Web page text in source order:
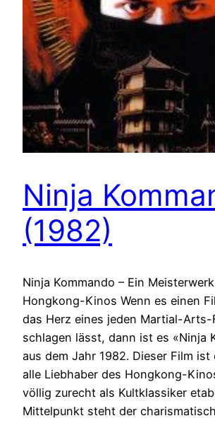
Ninja
(1982)
Ninja Kommando – Ein
Hongkong-Kinos Wenn es einen
das Herz eines jeden Martial-Arts-
schlagen lässt, dann ist es «Ninja
aus dem Jahr 1982. Dieser Film ist
alle Liebhaber des Hongkong-
völlig zurecht als Kultklassiker
Mittelpunkt steht der